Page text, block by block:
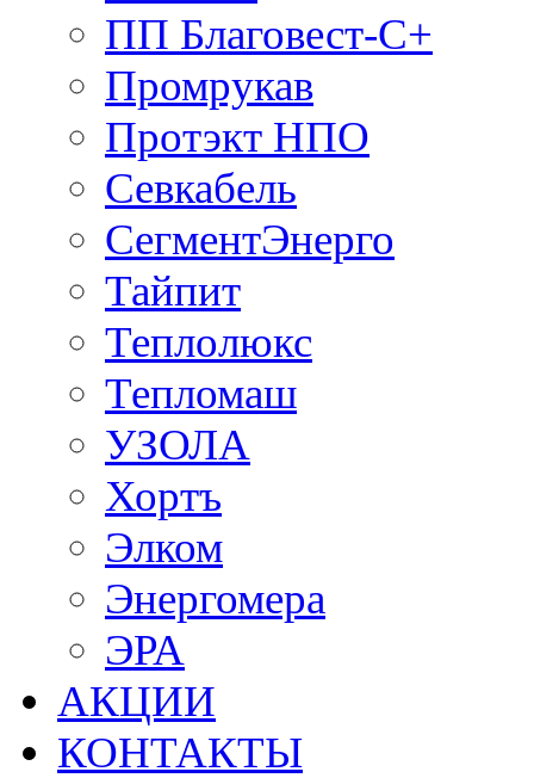
ПП Благовест-С+
Промрукав
Протэкт НПО
Севкабель
СегментЭнерго
Тайпит
Теплолюкс
Тепломаш
УЗОЛА
Хортъ
Элком
Энергомера
ЭРА
АКЦИИ
КОНТАКТЫ